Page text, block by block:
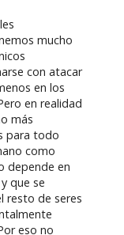
mucho
con atacar
en los
en realidad
más
para todo
como
depende en
que se
resto de seres
eso no